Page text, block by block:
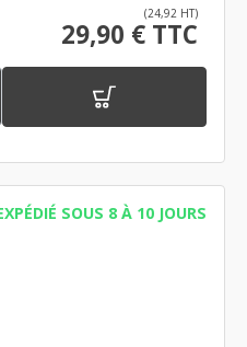
(24,92 HT)
29,90 € TTC
SOUS 8 À 10 JOURS